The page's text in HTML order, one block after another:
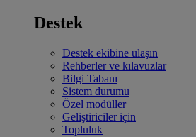
Destek
Destek ekibine ulaşın
Rehberler ve kılavuzlar
Bilgi Tabanı
Sistem durumu
Özel modüller
Geliştiriciler için
Topluluk